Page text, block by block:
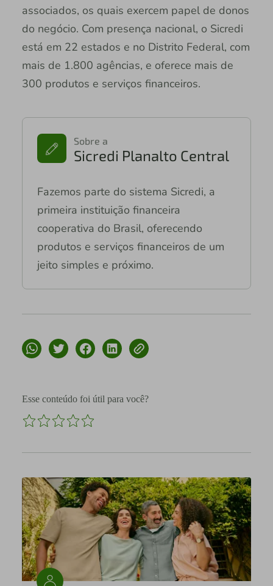
associados, os quais exercem papel de donos
do negócio. Com presença nacional, o Sicredi
está em 22 estados e no Distrito Federal, com
mais de 1.800 agências, e oferece mais de
300 produtos e serviços financeiros.
Sobre a
Sicredi Planalto Central
Fazemos parte do sistema Sicredi, a
primeira instituição financeira
cooperativa do Brasil, oferecendo
produtos e serviços financeiros de um
jeito simples e próximo.
Esse conteúdo foi útil para você?